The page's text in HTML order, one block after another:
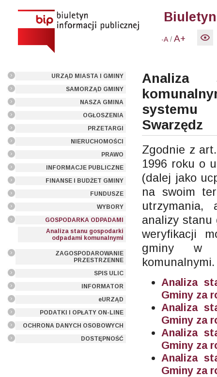
-A /A+
URZĄD MIASTA I GMINY
SAMORZĄD GMINY
NASZA GMINA
OGŁOSZENIA
PRZETARGI
NIERUCHOMOŚCI
PRAWO
INFORMACJE PUBLICZNE
FINANSE I BUDŻET GMINY
FUNDUSZE
WYBORY
GOSPODARKA ODPADAMI
Analiza stanu gospodarki
odpadami komunalnymi
ZAGOSPODAROWANIE
PRZESTRZENNE
SPIS ULIC
INFORMATOR
eURZĄD
PODATKI I OPŁATY ON-LINE
OCHRONA DANYCH OSOBOWYCH
DOSTĘPNOŚĆ
Analiza
systemu
Swarzędz
Zgodnie z
1996 roku o
(dalej jako
na swoim
utrzymania,
analizy stanu
weryfikacji
gminy w
komunalnymi.
Analiza
Gminy za
Analiza
Gminy za
Analiza
Gminy za
Analiza
Gminy za